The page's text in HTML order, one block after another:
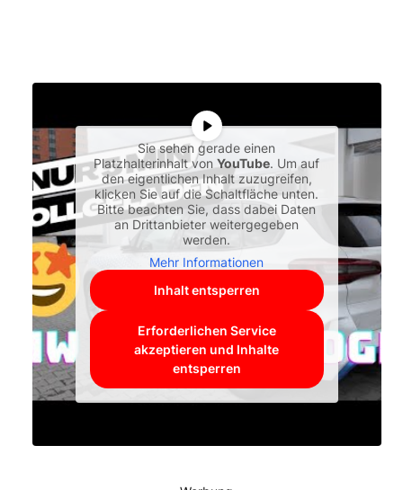
Sie sehen gerade einen
Platzhalterinhalt vonYouTube. Um auf
den eigentlichen Inhalt zuzugreifen,
klicken Sie auf die Schaltfläche unten.
Bitte beachten Sie, dass dabei Daten
an Drittanbieter weitergegeben
werden.
Mehr Informationen
Inhalt entsperren
Erforderlichen Service
akzeptieren und Inhalte
entsperren